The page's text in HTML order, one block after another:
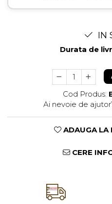
IN
Durata de
Cod Produs:
Ai nevoie de
ADAUGA LA
CERE